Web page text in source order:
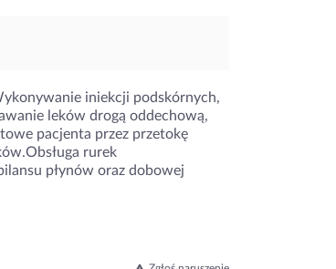
iniekcji podskórnych,
leków drogą oddechową,
pacjenta przez przetokę
rurek
płynów oraz dobowej